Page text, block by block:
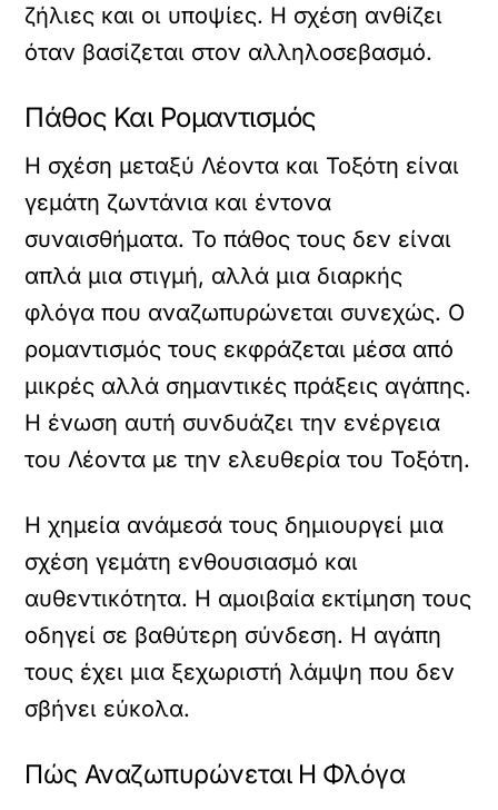
ζήλιες και οι υποψίες. Η σχέση ανθίζει
όταν βασίζεται στον αλληλοσεβασμό.
Πάθος Και Ρομαντισμός
Η σχέση μεταξύ Λέοντα και Τοξότη είναι
γεμάτη ζωντάνια και έντονα
συναισθήματα. Το πάθος τους δεν είναι
απλά μια στιγμή, αλλά μια διαρκής
φλόγα που αναζωπυρώνεται συνεχώς. Ο
ρομαντισμός τους εκφράζεται μέσα από
μικρές αλλά σημαντικές πράξεις αγάπης.
Η ένωση αυτή συνδυάζει την ενέργεια
του Λέοντα με την ελευθερία του Τοξότη.
Η χημεία ανάμεσά τους δημιουργεί μια
σχέση γεμάτη ενθουσιασμό και
αυθεντικότητα. Η αμοιβαία εκτίμηση τους
οδηγεί σε βαθύτερη σύνδεση. Η αγάπη
τους έχει μια ξεχωριστή λάμψη που δεν
σβήνει εύκολα.
Πώς Αναζωπυρώνεται Η Φλόγα